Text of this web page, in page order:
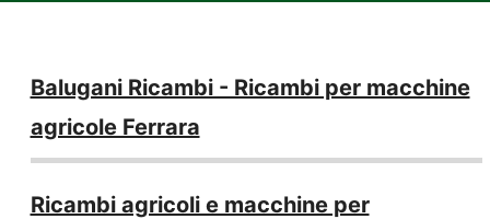
Balugani Ricambi - Ricambi per macchine
agricole Ferrara
Ricambi agricoli e macchine per